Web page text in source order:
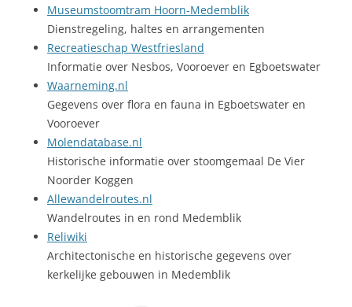
Museumstoomtram Hoorn-Medemblik
Dienstregeling, haltes en arrangementen
Recreatieschap Westfriesland
Informatie over Nesbos, Vooroever en Egboetswater
Waarneming.nl
Gegevens over flora en fauna in Egboetswater en
Vooroever
Molendatabase.nl
Historische informatie over stoomgemaal De Vier
Noorder Koggen
Allewandelroutes.nl
Wandelroutes in en rond Medemblik
Reliwiki
Architectonische en historische gegevens over
kerkelijke gebouwen in Medemblik